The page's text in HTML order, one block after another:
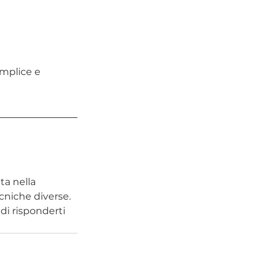
e
nella
diverse.
risponderti